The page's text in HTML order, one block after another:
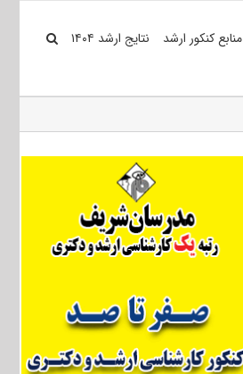
منابع کنکور ارشد نتایج ارشد ۱۴۰۴